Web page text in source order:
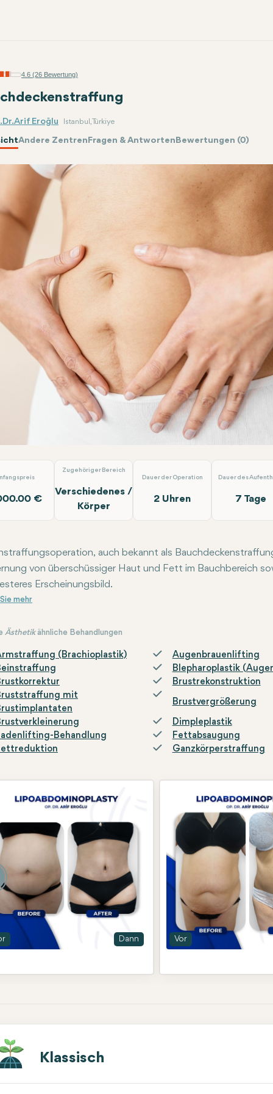
4.6 (26 Bewertung)
Arif Eroğlu Istanbul, Türkiye
Andere ZentrenFragen & AntwortenBewertungen (0)
€
Zugehöriger Bereich
Verschiedenes /
Körper
Dauer der Operation
2 Uhren
Dauer des
7 Tage
auch bekannt als
von überschüssiger Haut und Fett im Bauchbereich
Erscheinungsbild.
Ästhetikähnliche Behandlungen
(Brachioplastik) Augenbrauenlifting
Blepharoplastik
Brustrekonstruktion
mit
Brustvergrößerung
Dimpleplastik
Behandlung
Fettabsaugung
Ganzkörperstraffung
Dann Vor
Klassisch